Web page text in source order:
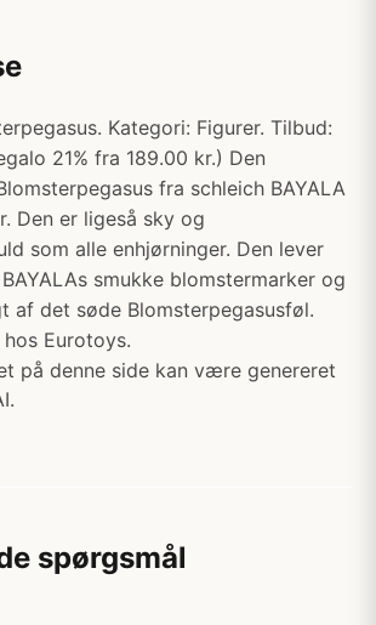
Kategori: Figurer. Tilbud:
21% fra 189.00 kr.) Den
fra schleich BAYALA
Den er ligeså sky og
som alle enhjørninger. Den lever
smukke blomstermarker og
af det søde Blomsterpegasusføl.
Eurotoys.
på denne side kan være genereret
spørgsmål